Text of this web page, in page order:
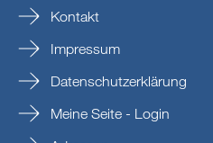
Kontakt
Impressum
Datenschutzerklärung
Meine Seite - Login